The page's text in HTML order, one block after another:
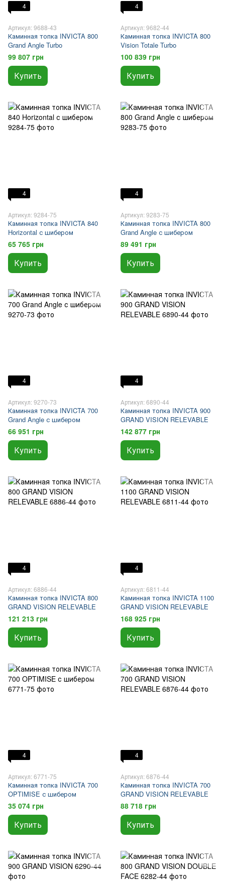
4
Артикул: 9688-43
Каминная топка INVICTA 800
Grand Angle Turbo
99 807 грн
Купить
4
Артикул: 9682-44
Каминная топка INVICTA 800
Vision Totale Turbo
100 839 грн
Купить
4
Артикул: 9284-75
Каминная топка INVICTA 840
Horizontal с шибером
65 765 грн
Купить
4
Артикул: 9283-75
Каминная топка INVICTA 800
Grand Angle с шибером
89 491 грн
Купить
4
Артикул: 9270-73
Каминная топка INVICTA 700
Grand Angle с шибером
66 951 грн
Купить
4
Артикул: 6890-44
Каминная топка INVICTA 900
GRAND VISION RELEVABLE
142 877 грн
Купить
4
Артикул: 6886-44
Каминная топка INVICTA 800
GRAND VISION RELEVABLE
121 213 грн
Купить
4
Артикул: 6811-44
Каминная топка INVICTA 1100
GRAND VISION RELEVABLE
168 925 грн
Купить
4
Артикул: 6771-75
Каминная топка INVICTA 700
OPTIMISE с шибером
35 074 грн
Купить
4
Артикул: 6876-44
Каминная топка INVICTA 700
GRAND VISION RELEVABLE
88 718 грн
Купить